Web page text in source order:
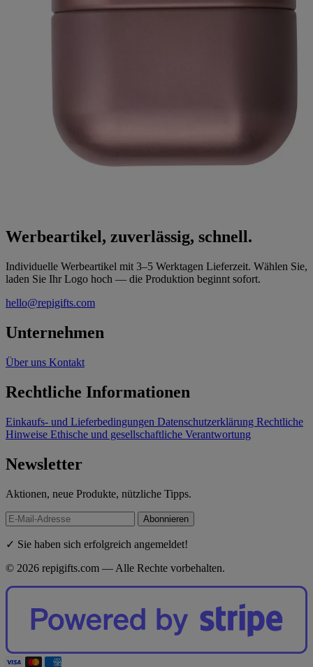
Werbeartikel, zuverlässig, schnell.
Individuelle Werbeartikel mit 3–5 Werktagen Lieferzeit. Wählen Sie,
laden Sie Ihr Logo hoch — die Produktion beginnt sofort.
hello@repigifts.com
Unternehmen
Über uns Kontakt
Rechtliche Informationen
Einkaufs- und Lieferbedingungen Datenschutzerklärung Rechtliche
Hinweise Ethische und gesellschaftliche Verantwortung
Newsletter
Aktionen, neue Produkte, nützliche Tipps.
Abonnieren
✓ Sie haben sich erfolgreich angemeldet!
© 2026 repigifts.com — Alle Rechte vorbehalten.